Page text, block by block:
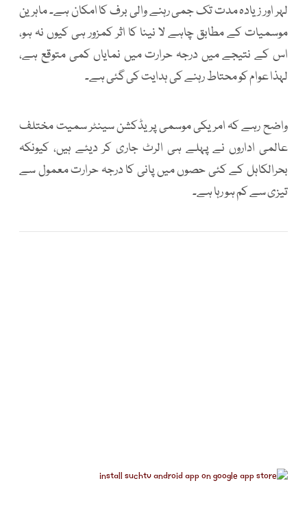
لہر اور زیادہ مدت تک جمی رہنے والی برف کا امکان ہے۔ ماہرین
موسمیات کے مطابق چاہے لا نینا کا اثر کمزور ہی کیوں نہ ہو،
اس کے نتیجے میں درجہ حرارت میں نمایاں کمی متوقع ہے،
لہذا عوام کو محتاط رہنے کی ہدایت کی گئی ہے۔
واضح رہے کہ امریکی موسمی پریڈکشن سینٹر سمیت مختلف
عالمی اداروں نے پہلے ہی الرٹ جاری کر دیئے ہیں، کیونکہ
بحرالکاہل کے کئی حصوں میں پانی کا درجہ حرارت معمول سے
تیزی سے کم ہو رہا ہے۔